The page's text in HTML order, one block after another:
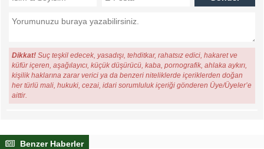
Dikkat! Suç teşkil edecek, yasadışı, tehditkar, rahatsız edici, hakaret ve
küfür içeren, aşağılayıcı, küçük düşürücü, kaba, pornografik, ahlaka aykırı,
kişilik haklarına zarar verici ya da benzeri niteliklerde içeriklerden doğan
her türlü mali, hukuki, cezai, idari sorumluluk içeriği gönderen Üye/Üyeler’e
aittir.
Benzer Haberler